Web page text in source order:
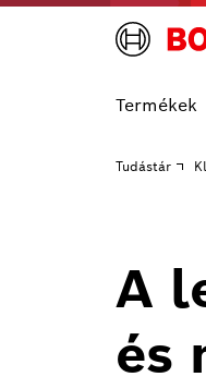
Termékek
Tudástár
A
és